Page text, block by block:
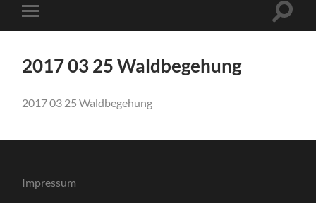
Mobile-
Menü
2017 03 25 Waldbegehung
2017 03 25 Waldbegehung
Impressum